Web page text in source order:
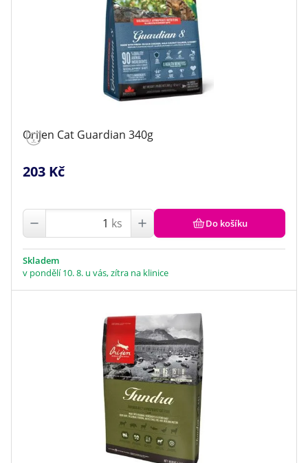
Orijen Cat Guardian 340g
203 Kč
ks Do košíku
Skladem
v pondělí 10. 8. u vás, zítra na klinice